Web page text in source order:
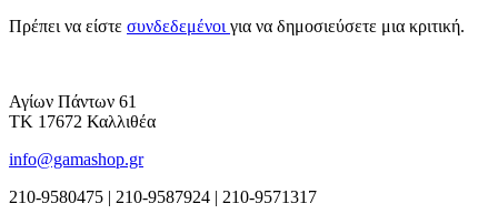
Πρέπει να είστε συνδεδεμένοι για να δημοσιεύσετε μια κριτική.
Αγίων Πάντων 61
ΤΚ 17672 Καλλιθέα
info@gamashop.gr
210-9580475 | 210-9587924 | 210-9571317